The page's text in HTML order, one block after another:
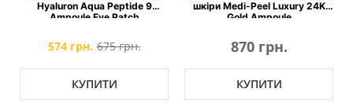
Hyaluron Aqua Peptide 9
Ampoule Eye Patch
574 грн. 675 грн.
КУПИТИ
шкіри Medi-Peel Luxury 24K
Gold Ampoule
870 грн.
КУПИТИ